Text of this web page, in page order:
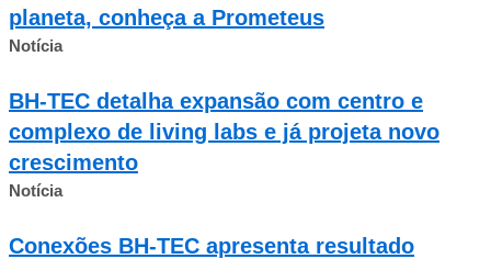
planeta, conheça a Prometeus
Notícia
BH-TEC detalha expansão com centro e
complexo de living labs e já projeta novo
crescimento
Notícia
Conexões BH-TEC apresenta resultado